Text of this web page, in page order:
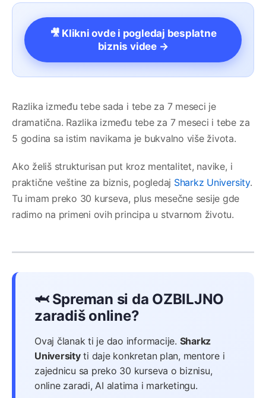
🎥 Klikni ovde i pogledaj besplatne
biznis videe →
Razlika između tebe sada i tebe za 7 meseci je
dramatična. Razlika između tebe za 7 meseci i tebe za
5 godina sa istim navikama je bukvalno više života.
Ako želiš strukturisan put kroz mentalitet, navike, i
praktične veštine za biznis, pogledaj Sharkz University.
Tu imam preko 30 kurseva, plus mesečne sesije gde
radimo na primeni ovih principa u stvarnom životu.
🦈 Spreman si da OZBILJNO
zaradiš online?
Ovaj članak ti je dao informacije. Sharkz
Universityti daje konkretan plan, mentore i
zajednicu sa preko 30 kurseva o biznisu,
online zaradi, AI alatima i marketingu.